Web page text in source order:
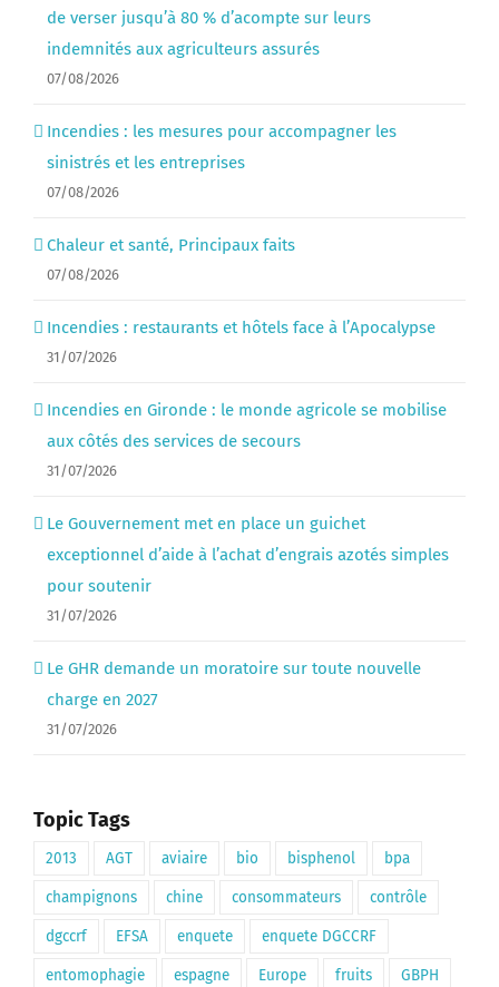
de verser jusqu’à 80 % d’acompte sur leurs
indemnités aux agriculteurs assurés
07/08/2026
Incendies : les mesures pour accompagner les
sinistrés et les entreprises
07/08/2026
Chaleur et santé, Principaux faits
07/08/2026
Incendies : restaurants et hôtels face à l’Apocalypse
31/07/2026
Incendies en Gironde : le monde agricole se mobilise
aux côtés des services de secours
31/07/2026
Le Gouvernement met en place un guichet
exceptionnel d’aide à l’achat d’engrais azotés simples
pour soutenir
31/07/2026
Le GHR demande un moratoire sur toute nouvelle
charge en 2027
31/07/2026
Topic Tags
2013 AGT aviaire bio bisphenol bpa
champignons chine consommateurs contrôle
dgccrf EFSA enquete enquete DGCCRF
entomophagie espagne Europe fruits GBPH